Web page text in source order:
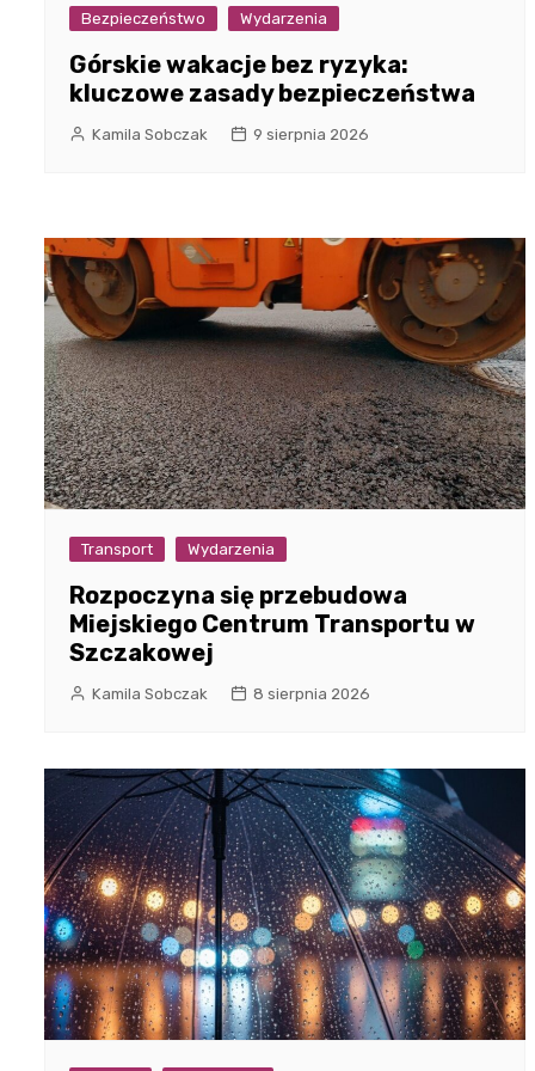
Bezpieczeństwo Wydarzenia
Górskie wakacje bez ryzyka:
kluczowe zasady bezpieczeństwa
Kamila Sobczak 9 sierpnia 2026
Transport Wydarzenia
Rozpoczyna się przebudowa
Miejskiego Centrum Transportu w
Szczakowej
Kamila Sobczak 8 sierpnia 2026